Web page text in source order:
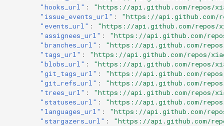
"hooks_url" :
"https://api.github.com/repos/
"issue_events_url" :
"https://api.github.com/
"events_url" :
"https://api.github.com/repos/
"assignees_url" :
"https://api.github.com/
"branches_url" :
"https://api.github.com/
"tags_url" :
"https://api.github.com/repos/
"blobs_url" :
"https://api.github.com/repos/
"git_tags_url" :
"https://api.github.com/
"git_refs_url" :
"https://api.github.com/
"trees_url" :
"https://api.github.com/repos/
"statuses_url" :
"https://api.github.com/
"languages_url" :
"https://api.github.com/
"stargazers_url" :
"https://api.github.com/